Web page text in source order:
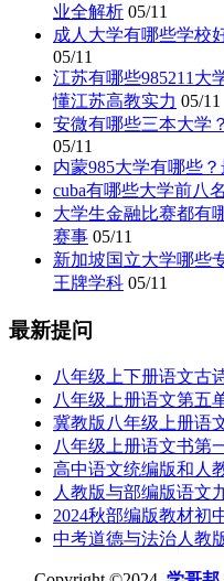
业全解析 05/11
成人大学有哪些学校
05/11
江苏有哪些985211大
懂江苏高教实力 05/11
安微有哪些三本大学
05/11
内蒙985大学有哪些
cuba有哪些大学前八名
大学生金融比赛都有
赛事 05/11
新加坡国立大学哪些
王牌学科 05/11
最新提问
八年级上下册语文古
八年级上册语文第五
冀教版八年级上册语
八年级上册语文书第
高中语文统编版和人
人教版与部编版语文
2024秋部编版教材初
中考道德与法治人教